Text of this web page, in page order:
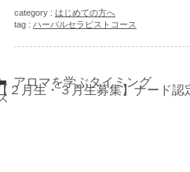
category : はじめての方へ
tag : ハーバルセラピストコース
アロマを学ぶタイミング
２月生・３月生募集】ナード認